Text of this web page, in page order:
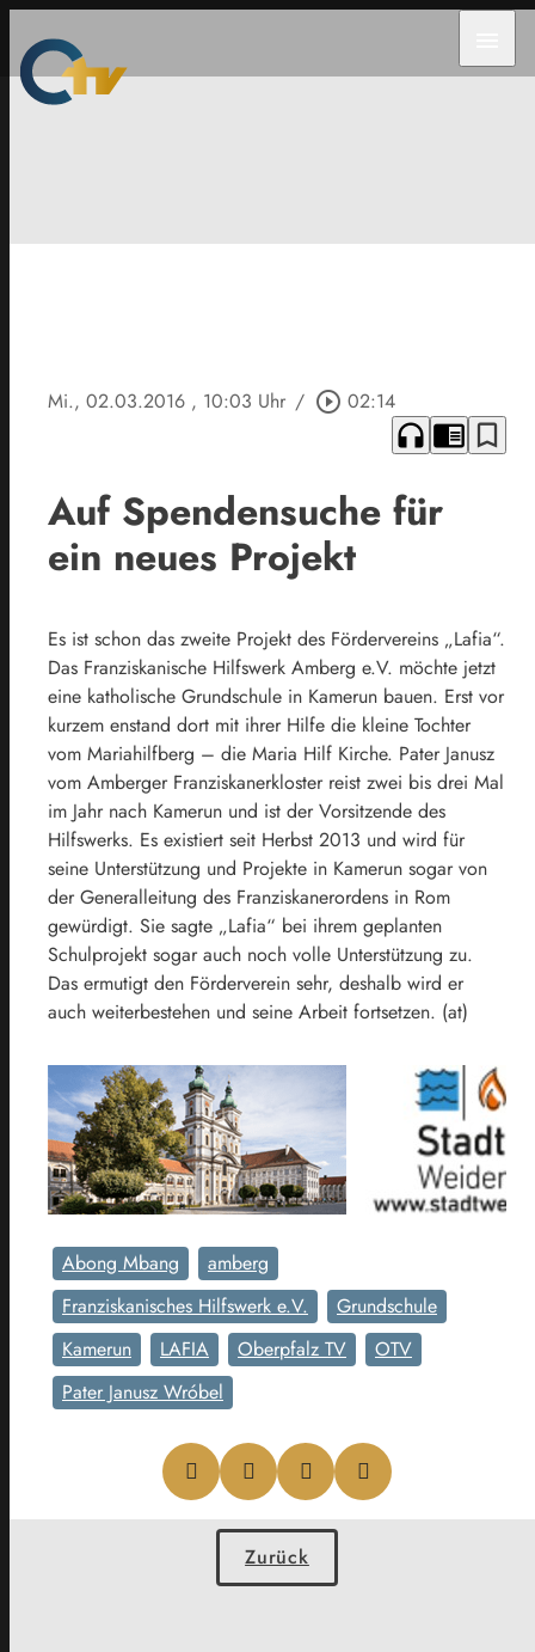
Mi., 02.03.2016 , 10:03 Uhr / play_circle_outline 02:14
headphones chrome_reader_mode bookmark_border
Auf Spendensuche für
ein neues Projekt
Es ist schon das zweite Projekt des Fördervereins „Lafia“.
Das Franziskanische Hilfswerk Amberg e.V. möchte jetzt
eine katholische Grundschule in Kamerun bauen. Erst vor
kurzem enstand dort mit ihrer Hilfe die kleine Tochter
vom Mariahilfberg – die Maria Hilf Kirche. Pater Janusz
vom Amberger Franziskanerkloster reist zwei bis drei Mal
im Jahr nach Kamerun und ist der Vorsitzende des
Hilfswerks. Es existiert seit Herbst 2013 und wird für
seine Unterstützung und Projekte in Kamerun sogar von
der Generalleitung des Franziskanerordens in Rom
gewürdigt. Sie sagte „Lafia“ bei ihrem geplanten
Schulprojekt sogar auch noch volle Unterstützung zu.
Das ermutigt den Förderverein sehr, deshalb wird er
auch weiterbestehen und seine Arbeit fortsetzen. (at)
Abong Mbang
amberg
Franziskanisches Hilfswerk e.V.
Grundschule
Kamerun
LAFIA Oberpfalz TV
OTV
Pater Janusz Wróbel
Zurück